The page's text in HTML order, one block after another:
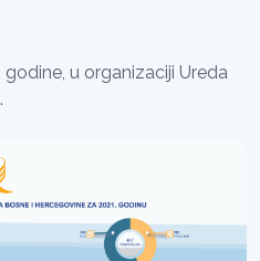
godine, u organizaciji Ureda